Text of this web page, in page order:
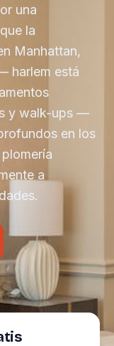
una
la
Manhattan,
harlem está
y walk-ups —
en los
a